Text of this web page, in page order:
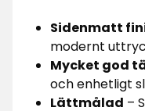
Sidenmatt
modernt
Mycket god
och enhetligt
Lättmålad –